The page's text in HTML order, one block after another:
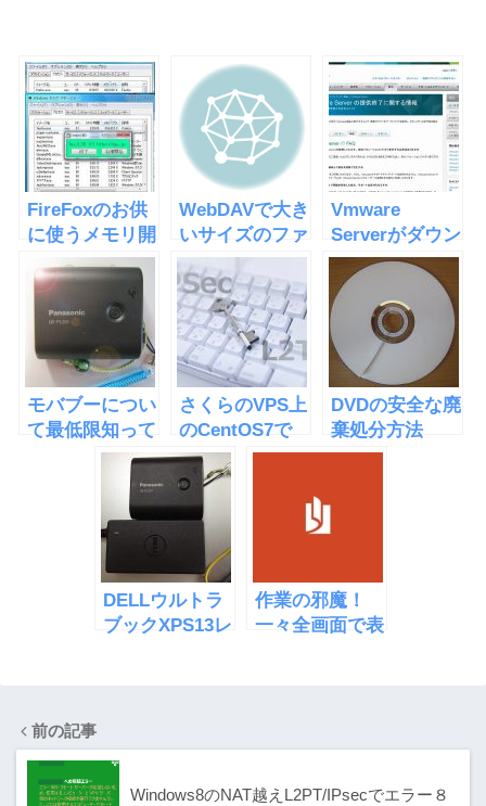
FireFoxのお供
に使うメモリ開
放ツールを作っ
てみた
WebDAVで大き
いサイズのファ
イルでエラーが
発生
Vmware
Serverがダウン
ロード出来な
い！
モバブーについ
て最低限知って
おくべき３つの
さくらのVPS上
のCentOS7で
一気にVPN環境
を構築する方法
DVDの安全な廃
棄処分方法
DELLウルトラ
ブックXPS13レ
作業の邪魔！
一々全画面で表
前の記事
Windows8のNAT越えL2PT/IPsecでエラー８